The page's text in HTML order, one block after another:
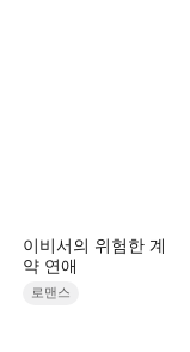
이비서의 위험한 계
약 연애
로맨스